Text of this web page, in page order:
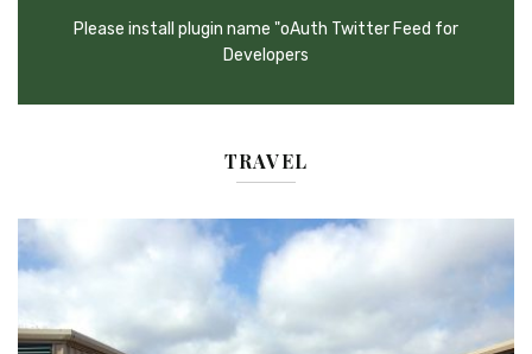
Please install plugin name "oAuth Twitter Feed for
Developers
TRAVEL